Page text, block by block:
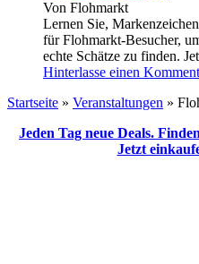
Von Flohmarkt
Lernen Sie,
für Flohmarkt-Besucher,
echte Schätze zu finden.
Hinterlasse einen
Startseite » Veranstaltungen »
Jeden Tag neue Deals.
Jetzt